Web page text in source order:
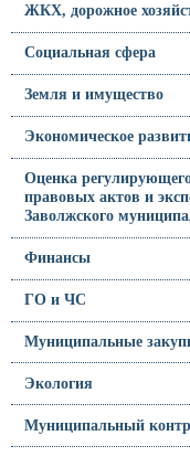
ЖКХ, дорожное
Социальная сфера
Земля и имущество
Экономическое
Оценка
правовых актов и
Заволжского
Финансы
ГО и ЧС
Муниципальные
Экология
Муниципальный